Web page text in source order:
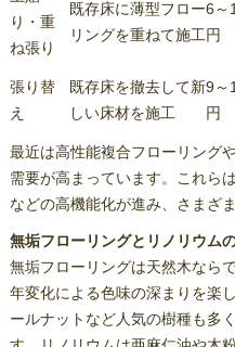
り・重
ね張り
既存床に薄型フロー
リングを重ねて施工
6～
円
張り替
え
既存床を撤去して新
しい床材を施工
9～
円
最近は高性能複合フローリング
需要が高まっています。これら
などの高機能化が進み、さまざ
無垢フローリングとリノリウム
無垢フローリングは天然木なら
年変化による色味の深まりを楽
ールナットなど人気の樹種も多